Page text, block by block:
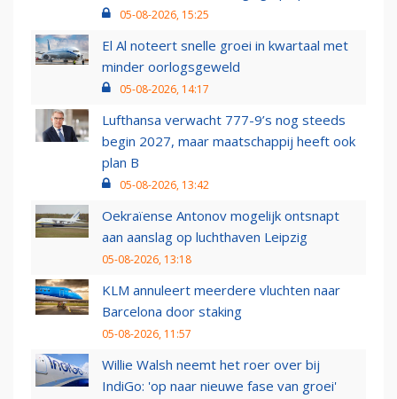
05-08-2026, 15:25
El Al noteert snelle groei in kwartaal met
minder oorlogsgeweld
05-08-2026, 14:17
Lufthansa verwacht 777-9’s nog steeds
begin 2027, maar maatschappij heeft ook
plan B
05-08-2026, 13:42
Oekraïense Antonov mogelijk ontsnapt
aan aanslag op luchthaven Leipzig
05-08-2026, 13:18
KLM annuleert meerdere vluchten naar
Barcelona door staking
05-08-2026, 11:57
Willie Walsh neemt het roer over bij
IndiGo: 'op naar nieuwe fase van groei'